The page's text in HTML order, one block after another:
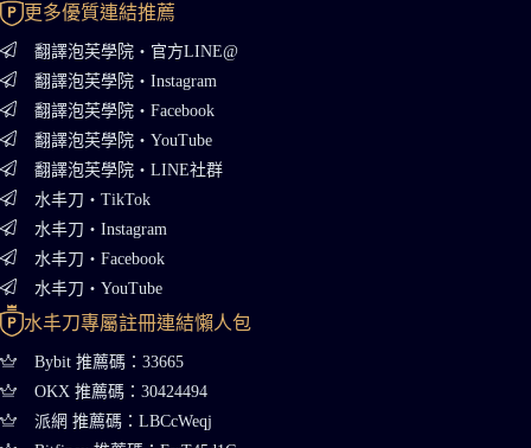
更多優質連結推薦
翻譯泡芙學院・官方LINE@
翻譯泡芙學院・Instagram
翻譯泡芙學院・Facebook
翻譯泡芙學院・YouTube
翻譯泡芙學院・LINE社群
水丰刀・TikTok
水丰刀・Instagram
水丰刀・Facebook
水丰刀・YouTube
水丰刀專屬註冊連結懶人包
Bybit 推薦碼：33665
OKX 推薦碼：30424494
派網 推薦碼：LBCcWeqj